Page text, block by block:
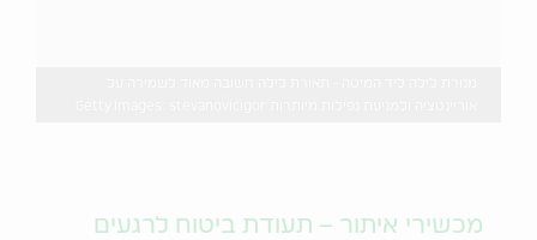
מכשירי איתור – תעודת ביטוח לרגעים